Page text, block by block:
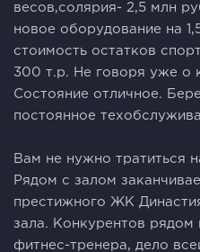
весов,солярия- 2,5 млн
новое оборудование на
стоимость остатков
300 т.р. Не говоря уже о
Состояние отличное.
постоянное
Вам не нужно тратиться
Рядом с залом
престижного ЖК
зала. Конкурентов рядом
фитнес-тренера, дело